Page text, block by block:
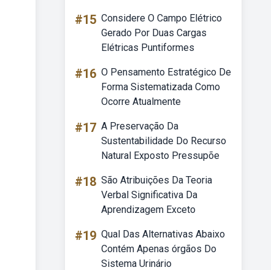
#15 Considere O Campo Elétrico
Gerado Por Duas Cargas
Elétricas Puntiformes
#16 O Pensamento Estratégico De
Forma Sistematizada Como
Ocorre Atualmente
#17 A Preservação Da
Sustentabilidade Do Recurso
Natural Exposto Pressupõe
#18 São Atribuições Da Teoria
Verbal Significativa Da
Aprendizagem Exceto
#19 Qual Das Alternativas Abaixo
Contém Apenas órgãos Do
Sistema Urinário